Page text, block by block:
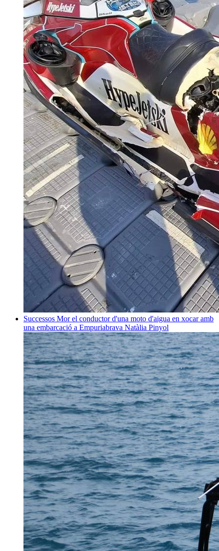
Successos Mor el conductor d'una moto d'aigua en xocar amb
una embarcació a Empuriabrava Natàlia Pinyol